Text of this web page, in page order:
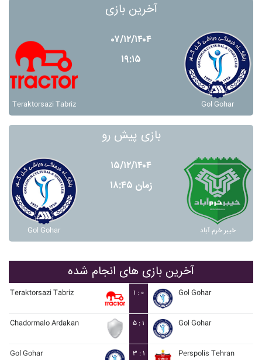
آخرین بازی
Teraktorsazi Tabriz
۰۷/۱۲/۱۴۰۴
۱۹:۱۵
Gol Gohar
بازی پیش رو
Gol Gohar
۱۵/۱۲/۱۴۰۴
زمان ۱۸:۴۵
خيبر خرم آباد
آخرین بازی های انجام شده
Teraktorsazi Tabriz ۱ : ۰ Gol Gohar
Chadormalo Ardakan ۵ : ۱ Gol Gohar
Gol Gohar ۳ : ۱ Perspolis Tehran